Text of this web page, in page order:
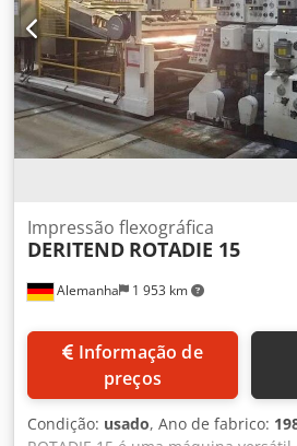
Alemanha 1 953 km
Impressão flexográfica
DERITEND ROTADIE 15
preços
Condição: usado, Ano de fabrico: